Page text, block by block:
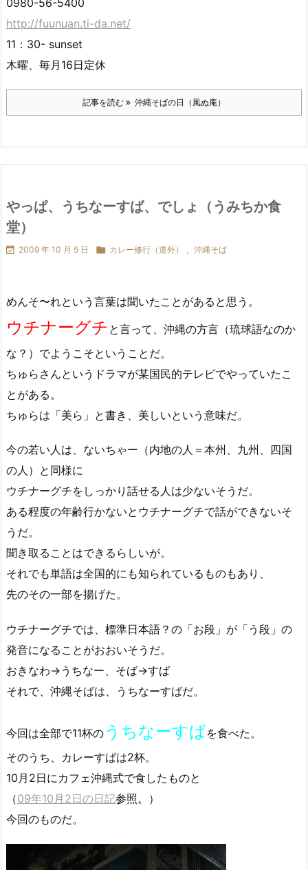
http://fuunuan.ti-da.net/
11：30- sunset
木曜、毎月16日定休
記事を読む 沖縄そばの日（風ぬ庵）
やっぱ、うちなーすば、でしょ（うみちか食
堂）
 2009 年 10 月 5 日  カレー修行（道外） 沖縄そば
めんそ〜れという言葉は聞いたことがあると思う。
ウチナーグチ と言って、沖縄の方言（琉球語なのか
な？）でようこそということだ。
ちゅらさんというドラマが某国民的テレビでやっていたこ
とがある。
ちゅらは「美ら」と書き、美しいという意味だ。
今の若い人は、ないちゃー（内地の人＝本州、九州、四国
の人）と同様に
ウチナーグチをしっかり話せる人は少ないそうだ。
ある程度の年齢行かないとウチナーグチで話ができないそ
うだ。
聞き取ることはできるらしいが。
それでも単語は全国的にも知られているものもあり、
先のその一部を揚げた。
ウチナーグチでは、標準日本語？の「お段」が「う段」の
発音になることがおおいそうだ。
おきなわ→うちなー、そば→すば
それで、沖縄そばは、うちなーすばだ。
今回は全部で11杯の うちなーすばを食べた。
そのうち、カレーすばは2杯。
10月2日にカフェ沖縄式で食したものと
（09年10月2日の日記参照。）
今回のものだ。